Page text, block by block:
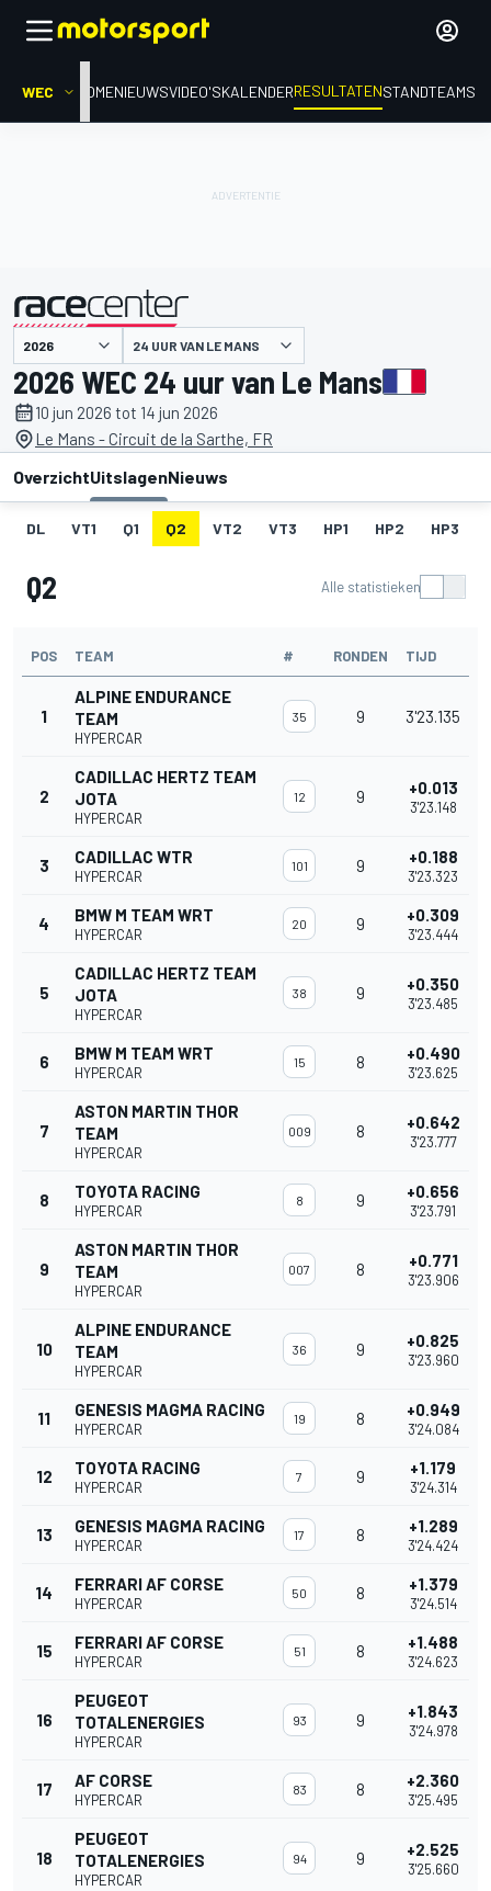
WEC HOMENIEUWSVIDEO'SKALENDERRESULTATENSTANDTEAMS
gepresenteerd door 24 UUR VAN LE MANS
2026 WEC 24 uur van Le Mans
10 jun 2026 tot 14 jun 2026
Le Mans - Circuit de la Sarthe, FR
OverzichtUitslagenNieuws
DL VT1 Q1 Q2 VT2 VT3 HP1 HP2 HP3
Q2 Alle statistieken
POS TEAM # RONDEN TIJD
1
ALPINE ENDURANCE
TEAM
HYPERCAR
35 9 3'23.135
2
CADILLAC HERTZ TEAM
JOTA
HYPERCAR
12 9 +0.013
3'23.148
3 CADILLAC WTR
HYPERCAR
101 9 +0.188
3'23.323
4 BMW M TEAM WRT
HYPERCAR
20 9 +0.309
3'23.444
5
CADILLAC HERTZ TEAM
JOTA
HYPERCAR
38 9 +0.350
3'23.485
6 BMW M TEAM WRT
HYPERCAR
15 8 +0.490
3'23.625
7
ASTON MARTIN THOR
TEAM
HYPERCAR
009 8 +0.642
3'23.777
8 TOYOTA RACING
HYPERCAR
8 9 +0.656
3'23.791
9
ASTON MARTIN THOR
TEAM
HYPERCAR
007 8 +0.771
3'23.906
10
ALPINE ENDURANCE
TEAM
HYPERCAR
36 9 +0.825
3'23.960
11 GENESIS MAGMA RACING
HYPERCAR
19 8 +0.949
3'24.084
12 TOYOTA RACING
HYPERCAR
7 9 +1.179
3'24.314
13 GENESIS MAGMA RACING
HYPERCAR
17 8 +1.289
3'24.424
14 FERRARI AF CORSE
HYPERCAR
50 8 +1.379
3'24.514
15 FERRARI AF CORSE
HYPERCAR
51 8 +1.488
3'24.623
16
PEUGEOT
TOTALENERGIES
HYPERCAR
93 9 +1.843
3'24.978
17 AF CORSE
HYPERCAR
83 8 +2.360
3'25.495
18
PEUGEOT
TOTALENERGIES
HYPERCAR
94 9 +2.525
3'25.660